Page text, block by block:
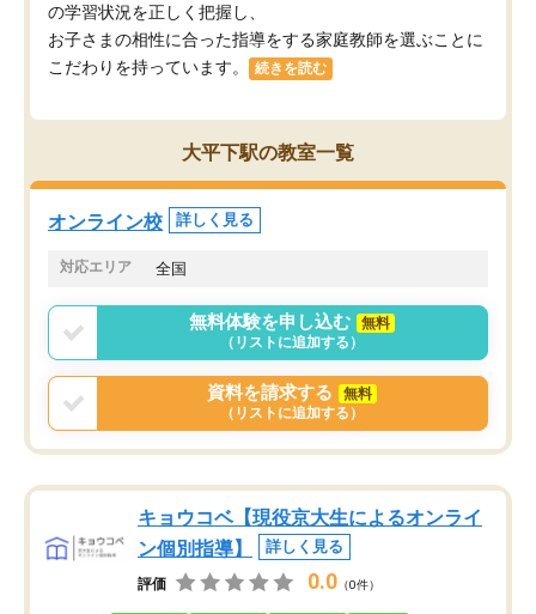
の学習状況を正しく把握し、
お子さまの相性に合った指導をする家庭教師を選ぶことに
こだわりを持っています。
続きを読む
大平下駅の教室一覧
オンライン校 詳しく見る
対応エリア 全国
無料体験を申し込む
無料
（リストに追加する）
資料を請求する
無料
（リストに追加する）
キョウコベ【現役京大生によるオンライ
ン個別指導】
詳しく見る
評価 0.0 （0件）